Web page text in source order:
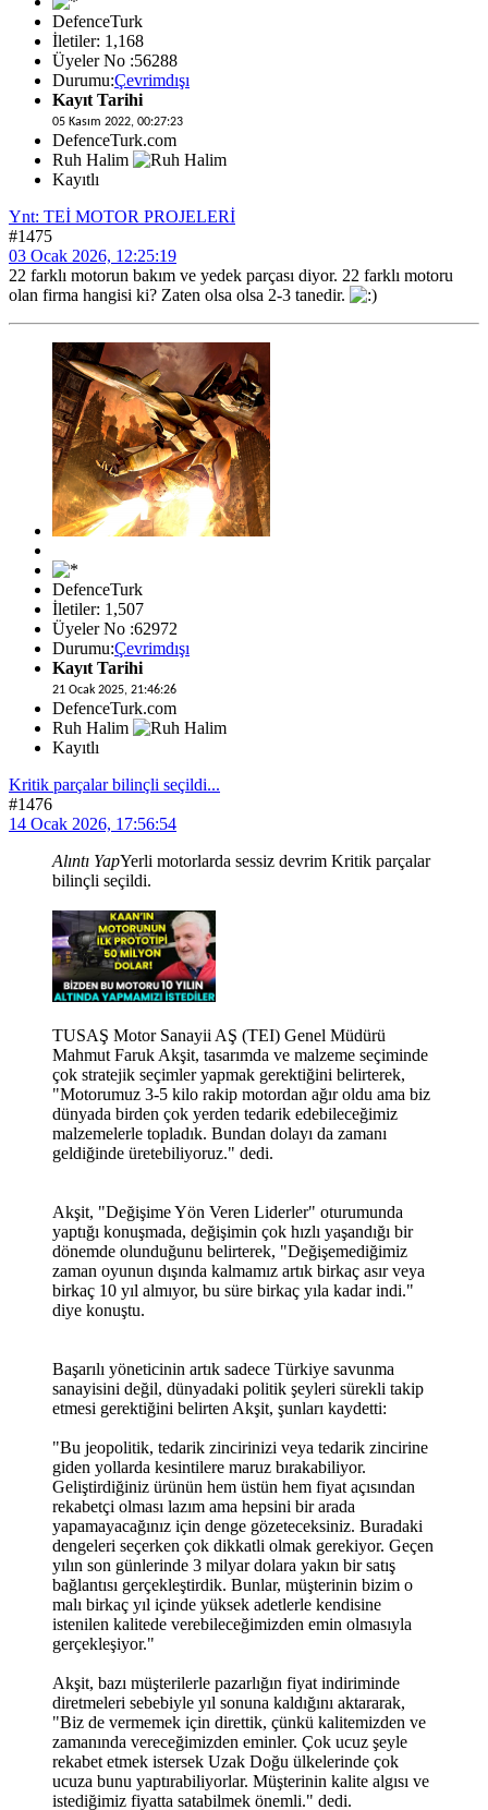
DefenceTurk
İletiler: 1,168
Üyeler No :56288
Durumu:Çevrimdışı
Kayıt Tarihi
05 Kasım 2022, 00:27:23
DefenceTurk.com
Ruh Halim
Kayıtlı
Ynt: TEİ MOTOR PROJELERİ
#1475
03 Ocak 2026, 12:25:19
22 farklı motorun bakım ve yedek parçası diyor. 22 farklı motoru
olan firma hangisi ki? Zaten olsa olsa 2-3 tanedir.
DefenceTurk
İletiler: 1,507
Üyeler No :62972
Durumu:Çevrimdışı
Kayıt Tarihi
21 Ocak 2025, 21:46:26
DefenceTurk.com
Ruh Halim
Kayıtlı
Kritik parçalar bilinçli seçildi...
#1476
14 Ocak 2026, 17:56:54
Alıntı YapYerli motorlarda sessiz devrim Kritik parçalar
bilinçli seçildi.
TUSAŞ Motor Sanayii AŞ (TEI) Genel Müdürü
Mahmut Faruk Akşit, tasarımda ve malzeme seçiminde
çok stratejik seçimler yapmak gerektiğini belirterek,
"Motorumuz 3-5 kilo rakip motordan ağır oldu ama biz
dünyada birden çok yerden tedarik edebileceğimiz
malzemelerle topladık. Bundan dolayı da zamanı
geldiğinde üretebiliyoruz." dedi.
Akşit, "Değişime Yön Veren Liderler" oturumunda
yaptığı konuşmada, değişimin çok hızlı yaşandığı bir
dönemde olunduğunu belirterek, "Değişemediğimiz
zaman oyunun dışında kalmamız artık birkaç asır veya
birkaç 10 yıl almıyor, bu süre birkaç yıla kadar indi."
diye konuştu.
Başarılı yöneticinin artık sadece Türkiye savunma
sanayisini değil, dünyadaki politik şeyleri sürekli takip
etmesi gerektiğini belirten Akşit, şunları kaydetti:
"Bu jeopolitik, tedarik zincirinizi veya tedarik zincirine
giden yollarda kesintilere maruz bırakabiliyor.
Geliştirdiğiniz ürünün hem üstün hem fiyat açısından
rekabetçi olması lazım ama hepsini bir arada
yapamayacağınız için denge gözeteceksiniz. Buradaki
dengeleri seçerken çok dikkatli olmak gerekiyor. Geçen
yılın son günlerinde 3 milyar dolara yakın bir satış
bağlantısı gerçekleştirdik. Bunlar, müşterinin bizim o
malı birkaç yıl içinde yüksek adetlerle kendisine
istenilen kalitede verebileceğimizden emin olmasıyla
gerçekleşiyor."
Akşit, bazı müşterilerle pazarlığın fiyat indiriminde
diretmeleri sebebiyle yıl sonuna kaldığını aktararak,
"Biz de vermemek için direttik, çünkü kalitemizden ve
zamanında vereceğimizden eminler. Çok ucuz şeyle
rekabet etmek istersek Uzak Doğu ülkelerinde çok
ucuza bunu yaptırabiliyorlar. Müşterinin kalite algısı ve
istediğimiz fiyatta satabilmek önemli." dedi.